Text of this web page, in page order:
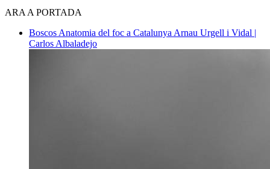
ARA A PORTADA
Boscos Anatomia del foc a Catalunya Arnau Urgell i Vidal |
Carlos Albaladejo